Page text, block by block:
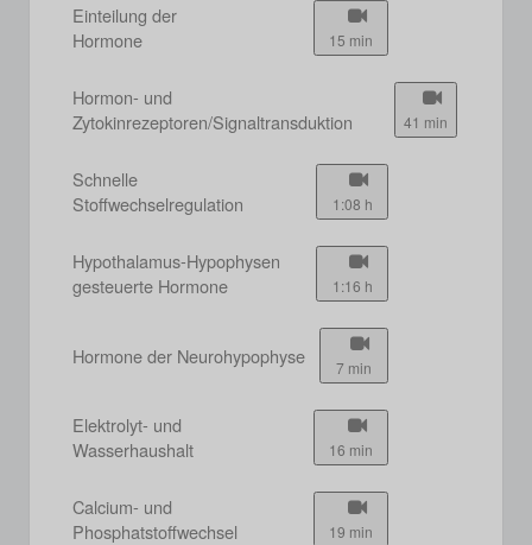
Einteilung der
Hormone
15 min
Hormon- und
Zytokinrezeptoren/Signaltransduktion
41 min
Schnelle
Stoffwechselregulation
1:08 h
Hypothalamus-Hypophysen
gesteuerte Hormone
1:16 h
Hormone der Neurohypophyse 7 min
Elektrolyt- und
Wasserhaushalt
16 min
Calcium- und
Phosphatstoffwechsel
19 min